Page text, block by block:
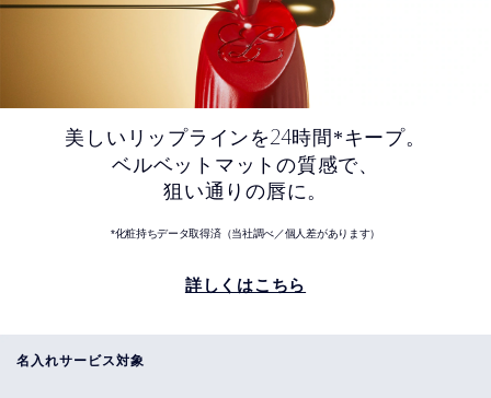
美しいリップラインを24時間*キープ。
ベルベットマットの質感で、
狙い通りの唇に。
*化粧持ちデータ取得済（当社調べ／個人差があります）
詳しくはこちら
名入れサービス対象